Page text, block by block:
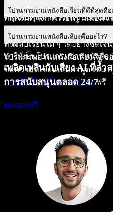
ที่สุดและเป็นโปรแกรมอ่านหนั
ที่สุดคือคุณสามารถใช้
แค่สำหรับหนังสือเรียนของคุณ
พอดแคสต์สามารถช่วยในการเ
ที่เสริมสร้างการเรียนรู้ เสนอค
ต่าง ๆ และช่วยให้นักเรียนสา
ทาง
โปรแกรมอ่านหนังสือเรียนที่ดีที่สุดคือ
ฟีเจอร์การสแกน OCR ของ
หนังสือเรียนใด ๆ ได้อย่างชัดเ
ทำให้เป็นโปรแกรมอ่านหนังสือ
โปรแกรมอ่านหนังสือเสียงคืออะไร?
โปรแกรมอ่านหนังสือเสียงคือ
ข้อความที่เขียนเป็นคำพูด เช่น
หนังสือเรียนเสียง Speechifyฟรี
เพลิดเพลินกับเสียง AI ที่ล้
การสนับสนุนตลอด 24/7
ทดลองฟรี